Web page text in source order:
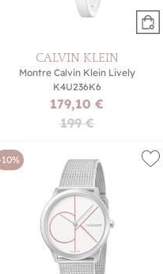
CALVIN KLEIN
Montre Calvin Klein Lively
K4U236K6
179,10 €
199 €